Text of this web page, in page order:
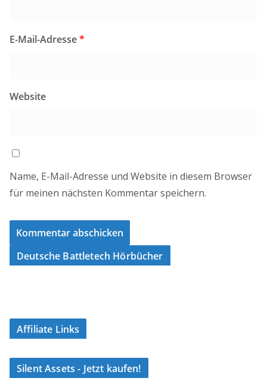
E-Mail-Adresse*
Website
Name, E-Mail-Adresse und Website in diesem Browser
für meinen nächsten Kommentar speichern.
Deutsche Battletech Hörbücher
Affiliate Links
Silent Assets - Jetzt kaufen!